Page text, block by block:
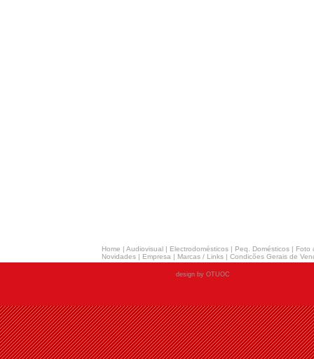
Home | Audiovisual | Electrodomésticos | Peq. Domésticos | Foto
Novidades | Empresa | Marcas / Links | Condicões Gerais de
design by OTUOC